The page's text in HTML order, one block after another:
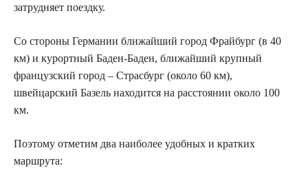
затрудняет поездку.
Со стороны Германии ближайший город Фрайбург (в 40
км) и курортный Баден-Баден, ближайший крупный
французский город – Страсбург (около 60 км),
швейцарский Базель находится на расстоянии около 100
км.
Поэтому отметим два наиболее удобных и кратких
маршрута: